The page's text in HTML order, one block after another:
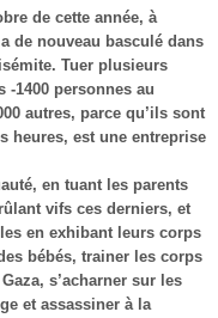
de cette année, à
a de nouveau basculé dans
Tuer plusieurs
-1400 personnes au
autres, parce qu’ils sont
heures, est une entreprise
en tuant les parents
vifs ces derniers, et
en exhibant leurs corps
bébés, trainer les corps
s’acharner sur les
et assassiner à la